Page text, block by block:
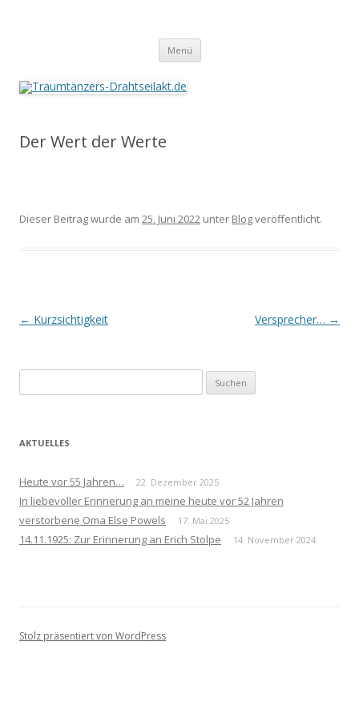
Menü Springe
Inhalt
Der Wert der Werte
Dieser Beitrag wurde am 25. Juni 2022 unter Blogveröffentlicht.
Beitrags-
← Kurzsichtigkeit Versprecher… →
nach:
AKTUELLES
Heute vor 55 Jahren… 22. Dezember 2025
In liebevoller Erinnerung an meine heute vor 52 Jahren
verstorbene Oma Else Powels
17. Mai 2025
14.11.1925: Zur Erinnerung an Erich Stolpe 14. November 2024
Stolz präsentiert von WordPress